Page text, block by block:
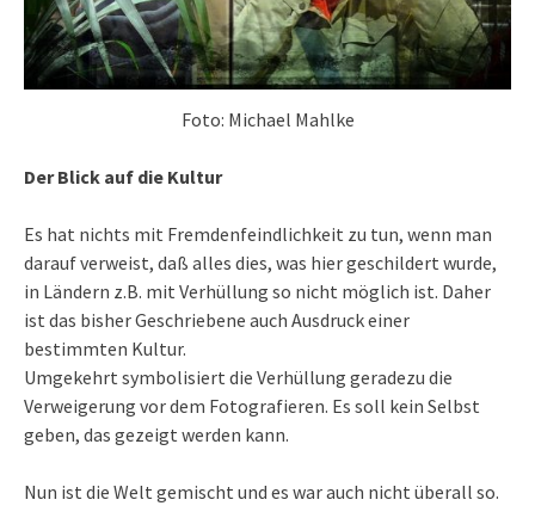
Foto: Michael Mahlke
Der Blick auf die Kultur
Es hat nichts mit Fremdenfeindlichkeit zu tun, wenn man
darauf verweist, daß alles dies, was hier geschildert wurde,
in Ländern z.B. mit Verhüllung so nicht möglich ist. Daher
ist das bisher Geschriebene auch Ausdruck einer
bestimmten Kultur.
Umgekehrt symbolisiert die Verhüllung geradezu die
Verweigerung vor dem Fotografieren. Es soll kein Selbst
geben, das gezeigt werden kann.
Nun ist die Welt gemischt und es war auch nicht überall so.